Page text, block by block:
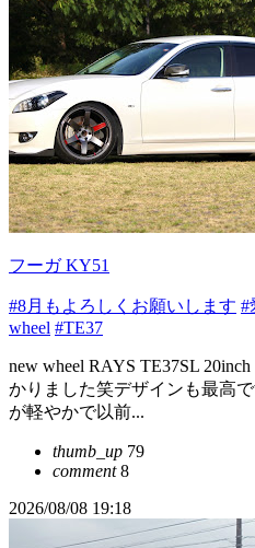
フーガ KY51
#8月もよろしくお願いします #
wheel #TE37
new wheel RAYS TE37SL
かりました笑デザインも最高
が軽やかで以前...
thumb_up 79
comment8
2026/08/08 19:18